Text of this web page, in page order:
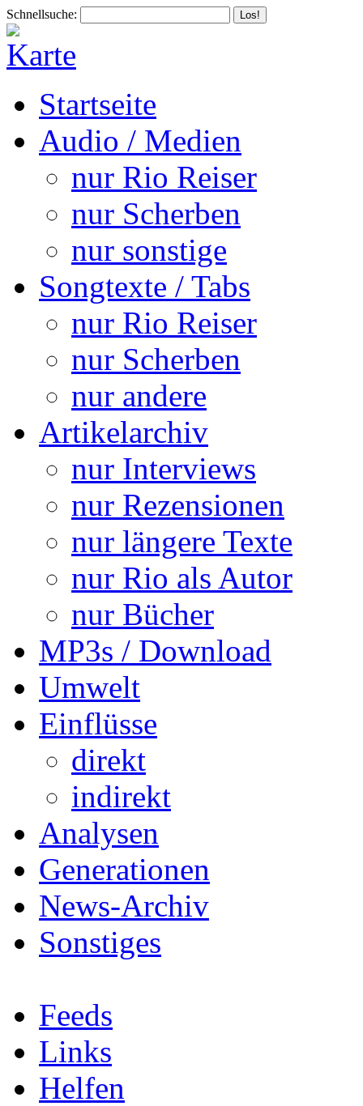
Schnellsuche:
Startseite
Audio / Medien
nur Rio Reiser
nur Scherben
nur sonstige
Songtexte / Tabs
nur Rio Reiser
nur Scherben
nur andere
Artikelarchiv
nur Interviews
nur Rezensionen
nur längere Texte
nur Rio als Autor
nur Bücher
MP3s / Download
Umwelt
Einflüsse
direkt
indirekt
Analysen
Generationen
News-Archiv
Sonstiges
Feeds
Links
Helfen